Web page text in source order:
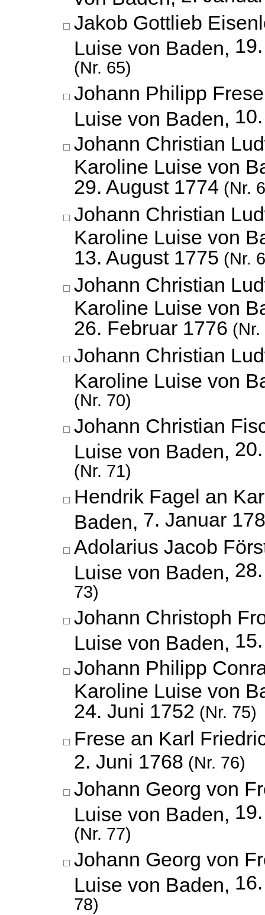
Jakob Gottlieb
Luise von Baden,
(Nr. 65)
Johann Philipp
Luise von Baden,
Johann Christian
Karoline Luise von
29. August 1774 (Nr.
Johann Christian
Karoline Luise von
13. August 1775 (Nr.
Johann Christian
Karoline Luise von
26. Februar 1776 (Nr.
Johann Christian
Karoline Luise von
(Nr. 70)
Johann Christian
Luise von Baden,
(Nr. 71)
Hendrik Fagel an
Baden, 7. Januar
Adolarius Jacob
Luise von Baden,
73)
Johann Christoph
Luise von Baden,
Johann Philipp
Karoline Luise von
24. Juni 1752 (Nr. 75)
Frese an Karl
2. Juni 1768 (Nr. 76)
Johann Georg von
Luise von Baden,
(Nr. 77)
Johann Georg von
Luise von Baden,
78)